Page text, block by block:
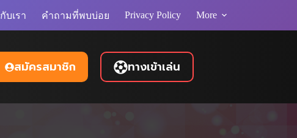
บเรา คำถามที่พบบ่อย Privacy Policy More
สมัครสมาชิก ทางเข้าเล่น